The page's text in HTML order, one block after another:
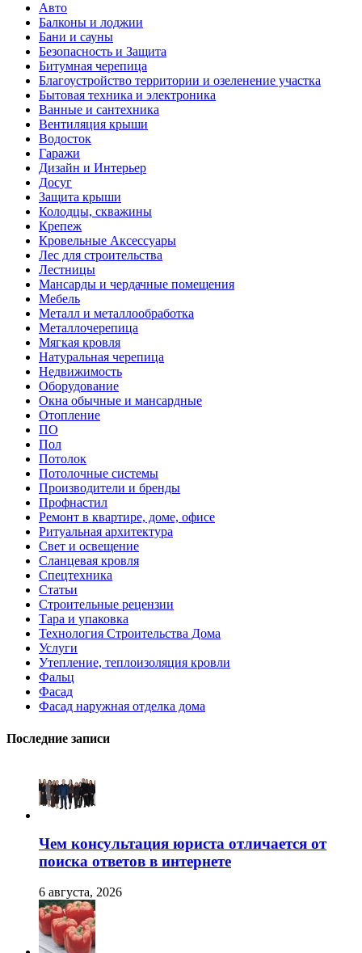
Авто
Балконы и лоджии
Бани и сауны
Безопасность и Защита
Битумная черепица
Благоустройство территории и озеленение участка
Бытовая техника и электроника
Ванные и сантехника
Вентиляция крыши
Водосток
Гаражи
Дизайн и Интерьер
Досуг
Защита крыши
Колодцы, скважины
Крепеж
Кровельные Аксессуары
Лес для строительства
Лестницы
Мансарды и чердачные помещения
Мебель
Металл и металлообработка
Металлочерепица
Мягкая кровля
Натуральная черепица
Недвижимость
Оборудование
Окна обычные и мансардные
Отопление
ПО
Пол
Потолок
Потолочные системы
Производители и бренды
Профнастил
Ремонт в квартире, доме, офисе
Ритуальная архитектура
Свет и освещение
Сланцевая кровля
Спецтехника
Статьи
Строительные рецензии
Тара и упаковка
Технология Строительства Дома
Услуги
Утепление, теплоизоляция кровли
Фальц
Фасад
Фасад наружная отделка дома
Последние записи
Чем консультация юриста отличается от
поиска ответов в интернете
6 августа, 2026